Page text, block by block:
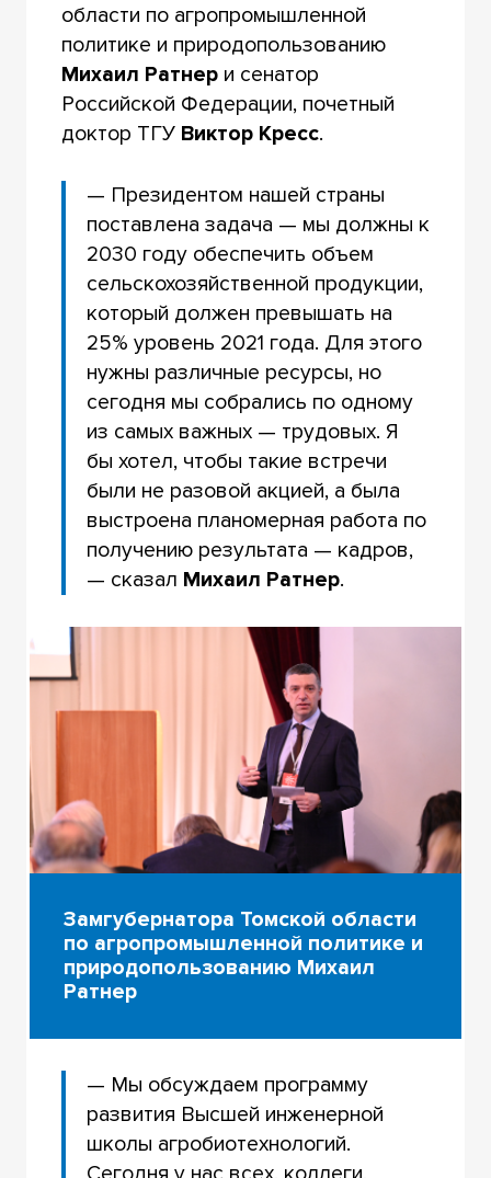
области по агропромышленной
политике и природопользованию
Михаил Ратнери сенатор
Российской Федерации, почетный
доктор ТГУ Виктор Кресс.
— Президентом нашей страны
поставлена задача — мы должны к
2030 году обеспечить объем
сельскохозяйственной продукции,
который должен превышать на
25% уровень 2021 года. Для этого
нужны различные ресурсы, но
сегодня мы собрались по одному
из самых важных — трудовых. Я
бы хотел, чтобы такие встречи
были не разовой акцией, а была
выстроена планомерная работа по
получению результата — кадров,
— сказал Михаил Ратнер.
Замгубернатора Томской области
по агропромышленной политике и
природопользованию Михаил
Ратнер
— Мы обсуждаем программу
развития Высшей инженерной
школы агробиотехнологий.